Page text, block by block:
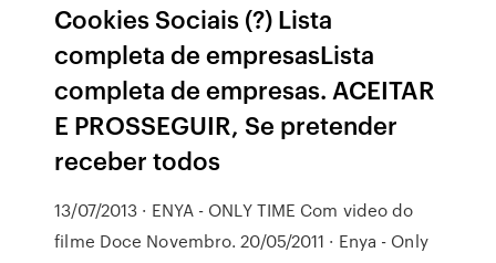
Cookies Sociais (?) Lista
completa de empresasLista
completa de empresas. ACEITAR
E PROSSEGUIR, Se pretender
receber todos
13/07/2013 · ENYA - ONLY TIME Com video do
filme Doce Novembro. 20/05/2011 · Enya - Only